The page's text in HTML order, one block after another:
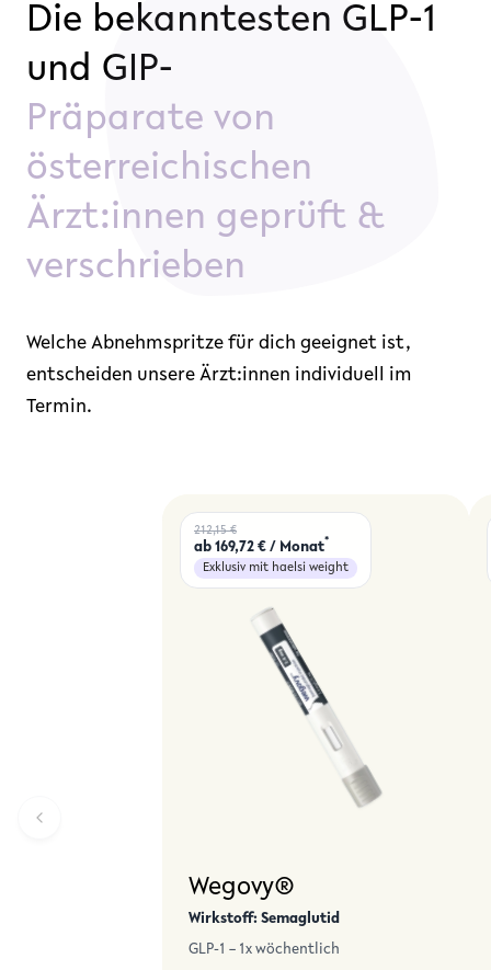
Die bekanntesten GLP-1
und GIP-
Präparate von
österreichischen
Ärzt:innen geprüft &
verschrieben
Welche Abnehmspritze für dich geeignet ist,
entscheiden unsere Ärzt:innen individuell im
Termin.
212,15 €
ab 169,72 € / Monat*
Exklusiv mit haelsi weight
Wegovy®
Wirkstoff: Semaglutid
GLP-1 – 1x wöchentlich